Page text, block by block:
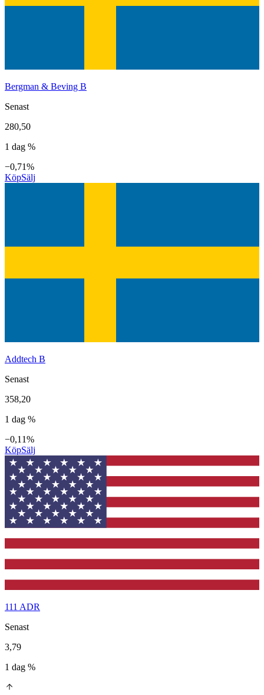
Bergman & Beving B
Senast
280,50
1 dag %
−0,71%
KöpSälj
Addtech B
Senast
358,20
1 dag %
−0,11%
KöpSälj
111 ADR
Senast
3,79
1 dag %